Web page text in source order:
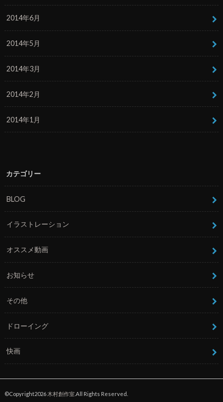
2014年6月
2014年5月
2014年3月
2014年2月
2014年1月
カテゴリー
BLOG
イラストレーション
オススメ動画
お知らせ
その他
ドローイング
快画
©Copyright2026 木村創作室.All Rights Reserved.